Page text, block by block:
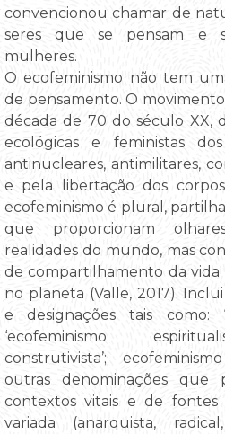
convencionou chamar de
seres que se pensam e
mulheres.
O ecofeminismo não tem
de pensamento. O
década de 70 do século XX,
ecológicas e feministas
antinucleares, antimilitares,
e pela libertação dos
ecofeminismo é plural,
que proporcionam
realidades do mundo, mas
de compartilhamento da
no planeta (Valle, 2017).
e designações tais como:
‘ecofeminismo
construtivista’;
outras denominações que
contextos vitais e de fontes
variada (anarquista,